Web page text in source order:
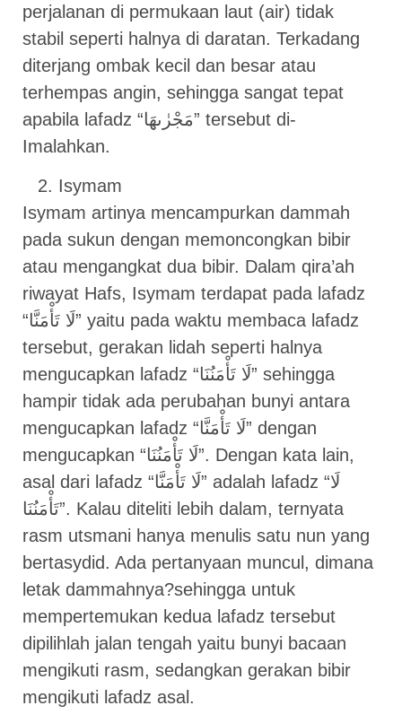
perjalanan di permukaan laut (air) tidak
stabil seperti halnya di daratan. Terkadang
diterjang ombak kecil dan besar atau
terhempas angin, sehingga sangat tepat
apabila lafadz “مَجْرٰىهَا” tersebut di-
Imalahkan.
Isymam
Isymam artinya mencampurkan dammah
pada sukun dengan memoncongkan bibir
atau mengangkat dua bibir. Dalam qira’ah
riwayat Hafs, Isymam terdapat pada lafadz
“لَا تَأْمَنَّا” yaitu pada waktu membaca lafadz
tersebut, gerakan lidah seperti halnya
mengucapkan lafadz “لَا تَأْمَنُنَا” sehingga
hampir tidak ada perubahan bunyi antara
mengucapkan lafadz “لَا تَأْمَنَّا” dengan
mengucapkan “لَا تَأْمَنُنَا”. Dengan kata lain,
asal dari lafadz “لَا تَأْمَنَّا” adalah lafadz “لَا
تَأْمَنُنَا”. Kalau diteliti lebih dalam, ternyata
rasm utsmani hanya menulis satu nun yang
bertasydid. Ada pertanyaan muncul, dimana
letak dammahnya?sehingga untuk
mempertemukan kedua lafadz tersebut
dipilihlah jalan tengah yaitu bunyi bacaan
mengikuti rasm, sedangkan gerakan bibir
mengikuti lafadz asal.